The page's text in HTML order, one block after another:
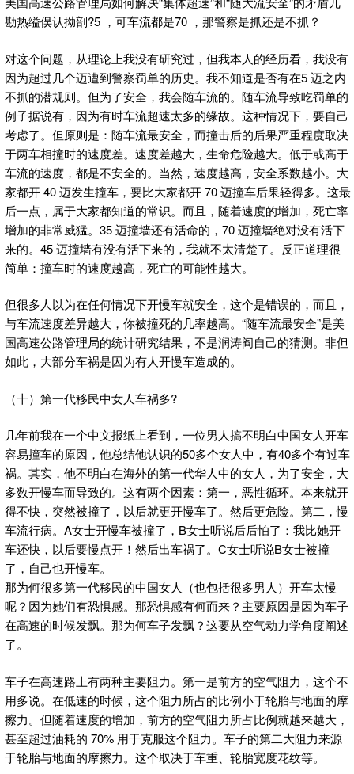
勘热缢俣认拗剖?5 ，可车流都是70 ，那警察是抓还是不抓？
对这个问题，从理论上我没有研究过，但我本人的经历看，我没有
因为超过几个迈遭到警察罚单的历史。我不知道是否有在5 迈之内
不抓的潜规则。但为了安全，我会随车流的。随车流导致吃罚单的
例子据说有，因为有时车流超速太多的缘故。这种情况下，要自己
考虑了。但原则是：随车流最安全，而撞击后的后果严重程度取决
于两车相撞时的速度差。速度差越大，生命危险越大。低于或高于
车流的速度，都是不安全的。当然，速度越高，安全系数越小。大
家都开 40 迈发生撞车，要比大家都开 70 迈撞车后果轻得多。这最
后一点，属于大家都知道的常识。而且，随着速度的增加，死亡率
增加的非常威猛。35 迈撞墙还有活命的，70 迈撞墙绝对没有活下
来的。45 迈撞墙有没有活下来的，我就不太清楚了。反正道理很
简单：撞车时的速度越高，死亡的可能性越大。
但很多人以为在任何情况下开慢车就安全，这个是错误的，而且，
与车流速度差异越大，你被撞死的几率越高。“随车流最安全”是美
国高速公路管理局的统计研究结果，不是润涛阎自己的猜测。非但
如此，大部分车祸是因为有人开慢车造成的。
（十）第一代移民中女人车祸多?
几年前我在一个中文报纸上看到，一位男人搞不明白中国女人开车
容易撞车的原因，他总结他认识的50多个女人中，有40多个有过车
祸。其实，他不明白在海外的第一代华人中的女人，为了安全，大
多数开慢车而导致的。这有两个因素：第一，恶性循环。本来就开
得不快，突然被撞了，以后就更开慢车了。然后更危险。第二，慢
车流行病。A女士开慢车被撞了，B女士听说后后怕了：我比她开
车还快，以后要慢点开！然后出车祸了。C女士听说B女士被撞
了，自己也开慢车。
那为何很多第一代移民的中国女人（也包括很多男人）开车太慢
呢？因为她们有恐惧感。那恐惧感有何而来？主要原因是因为车子
在高速的时候发飘。那为何车子发飘？这要从空气动力学角度阐述
了。
车子在高速路上有两种主要阻力。第一是前方的空气阻力，这个不
用多说。在低速的时候，这个阻力所占的比例小于轮胎与地面的摩
擦力。但随着速度的增加，前方的空气阻力所占比例就越来越大，
甚至超过油耗的 70% 用于克服这个阻力。车子的第二大阻力来源
于轮胎与地面的摩擦力。这个取决于车重、轮胎宽度花纹等。